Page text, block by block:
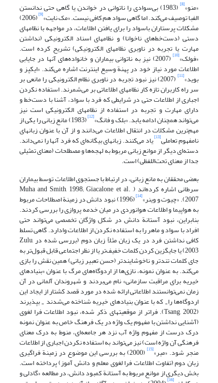
«منو»[8] (1983) بی‌سوادی را ناتوانی در خواندن یا گاهی حتی ندانستن
الفبا توصیف می‌کند. اما گاهی سواد هم کافی نیست. «مک نایت»[9]
(2006)
مشکلات پرستاران باسواد را برای یافتن اطلاعات، در مواجهه با نظامهای
دستی (دست‌خط‌های ناخوانا) و نظامهای اسناد الکترونیکی (نداشتن
مهارت یا تجربه در ناوبری نظامهای الکترونیکی) تشریح کرده است.
«فولک»[10] (2007) نیز به ناتوانی بیماران و خانواده‌های آنها در جایابی
اطلاعات مورد نیاز خود در پهنة وسیع اینترنت اشاره می‌کند. «ایکپز و
بوید»[11] (2007) نیز نبود تجربه در ناوبری نظام الکترونیکی را مانعی بر
سر راه کاربران تازه کار نظامهای اطلاعاتی بر می‌شمرند. استفاده نکردن
اجباری از اطلاعات حتی در شرایطی که فرد با سواد، آشنا با دست‌خط و
دارای مهارت و تجربه در استفاده از نظامهای الکترونیکی است نیز
می‌تواند همچنان ادامه یابد. «بلک و فانگ»[12] (1983) مانع زبانی را یکی از
مهم‌ترین مشکلات در انتقال اطلاعات می‌دانند و از آن با عنوان زبانهای
نامفهوم تعاملی[13] یاد می‌کنند. زبانهای بیگانه‌ای که فرد آنها را نمی‌داند.
دسته‌ای دیگر از موانع زبانی مربوط به لهجه‌ها و مصطلحات (معنای تمثیلی
جدا از معنای تحت‌اللفظی) است.
بعضی محققان به مانع زبانی، در ارتباط با جستجوی اطلاعات توسط بیماران
سرطانی اشاره کرده‌اند (Muha and Smith, 1998; Giacalone et al. ,
2007). «چیوت و وینر» [14] (1996) نبود دانش در زمینة اصطلاحات مربوط
به هواپیما و اطلاعات هوانوردی در میان خدمه پروازی را بررسی کردند.
بنابراین، نبود آستانة دانش در شکل واژگان تخصصی می‌تواند حتی
افراد با سواد و ماهر را به استفاده نکردن از اطلاعات وادارد. گاهی تسلط
کافی نداشتن فرد در یک زبان مثلاً زبان دوم (بررسی شده در Zulu,
2003) یا جایگزین کردن کلمات خفیف‌تر یا از نظر اجتماعی قابل قبول‌تر به
جای کلمات تندتر و ناخوشایندتر (حسن تعبیر زبانی) همین نقش را بازی
می‌کند. به عنوان نمونه، نازی‌ها از اردوگاه‌های مرگ با عنوان «بنیادهای
خیریه برای مراقبت سازمانی» نام می‌بردند و شهروندان آلمانی در آن
زمان نمی‌توانستند اطلاعاتی ارائه شده در مورد قصد کشتار از ایجاد این
اردوگاه‌ها را- که با عنوان بنیادهای خیریه شناخته می‌شدند -بپذیرند
(Tsang, 2002). فراتر از موقعیتهای ذکر شده، نبود اطلاعات فرا لغوی
(آشنایی نداشتن با مفهوم یک واژه در یک فرهنگ خاص به عنوان نمونه
درک درست از مفهوم واژه آب نزد هر جامعه‌ای، منوط به درک معنای
فرهنگی آن واژه است) نیز می‌تواند به استفاده نکردن اجباری از اطلاعات
منجر شود. «میر»[15] (2000) به بررسی این موضوع در زمینة فراگیری
زبان دوم (تفاوت اطلاعات فرا لغوی معلم و دانش آموز) پرداخته است.
بخش دیگری از موانع مربوط به آستانة کمبود دانش، در مطالعه «گادلی و
[16]